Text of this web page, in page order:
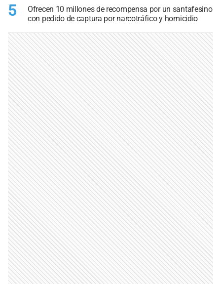
5
Ofrecen 10 millones de recompensa por un santafesino
con pedido de captura por narcotráfico y homicidio